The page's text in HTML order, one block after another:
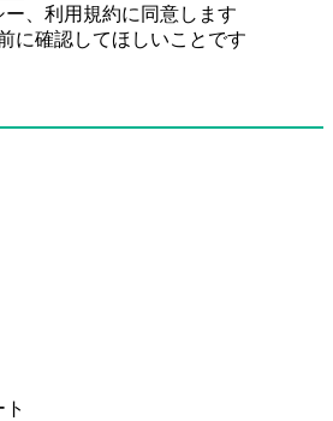
ー
利用規約に同意します
に確認してほしいことです